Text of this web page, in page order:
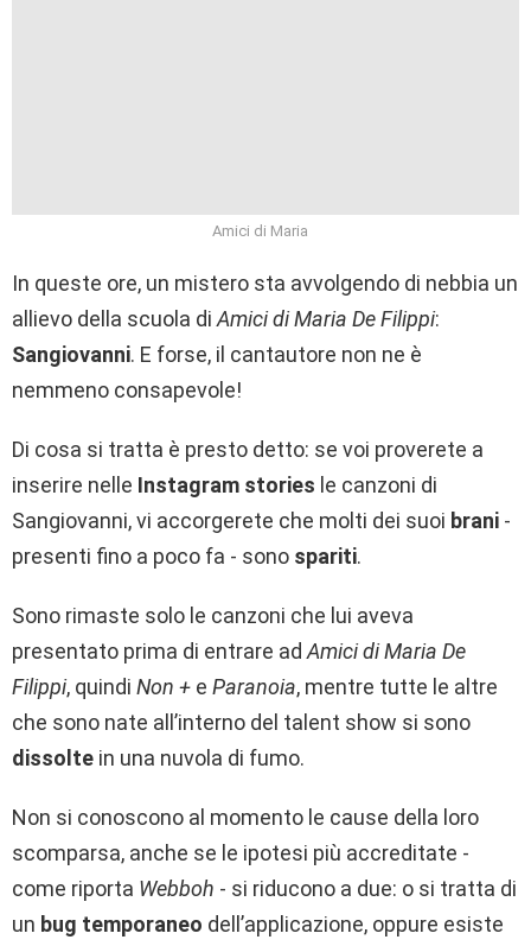
Amici di Maria
In queste ore, un mistero sta avvolgendo di nebbia un
allievo della scuola diAmici di Maria De Filippi:
Sangiovanni. E forse, il cantautore non ne è
nemmeno consapevole!
Di cosa si tratta è presto detto: se voi proverete a
inserire nelle Instagram stories le canzoni di
Sangiovanni, vi accorgerete che molti dei suoi brani -
presenti fino a poco fa - sono spariti.
Sono rimaste solo le canzoni che lui aveva
presentato prima di entrare adAmici di Maria De
Filippi, quindi Non + e Paranoia, mentre tutte le altre
che sono nate all’interno del talent show si sono
dissolte in una nuvola di fumo.
Non si conoscono al momento le cause della loro
scomparsa, anche se le ipotesi più accreditate -
come riporta Webboh - si riducono a due: o si tratta di
un bug temporaneo dell’applicazione, oppure esiste